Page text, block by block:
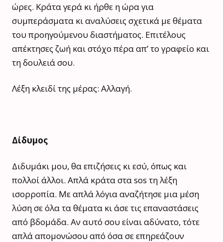
ώρες. Κράτα γερά κι ήρθε η ώρα για
συμπεράσματα κι αναλύσεις σχετικά με θέματα
του προηγούμενου διαστήματος. Επιτέλους
απέκτησες ζωή και στόχο πέρα απ’ το γραφείο και
τη δουλειά σου.
Λέξη κλειδί της μέρας: Αλλαγή.
Δίδυμος
Διδυμάκι μου, θα επιζήσεις κι εσύ, όπως και
πολλοί άλλοι. Απλά κράτα στα sos τη λέξη
ισορροπία. Με απλά λόγια αναζήτησε μια μέση
λύση σε όλα τα θέματα κι άσε τις επαναστάσεις
από βδομάδα. Αν αυτό σου είναι αδύνατο, τότε
απλά απομονώσου από όσα σε επηρεάζουν